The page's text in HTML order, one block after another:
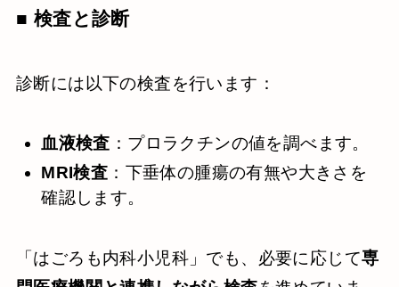
■ 検査と診断
診断には以下の検査を行います：
血液検査 ：プロラクチンの値を調べます。
MRI検査 ：下垂体の腫瘍の有無や大きさを
確認します。
「はごろも内科小児科」でも、必要に応じて専